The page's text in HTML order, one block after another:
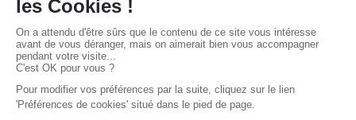
Conditions générales
Gestion des cookies